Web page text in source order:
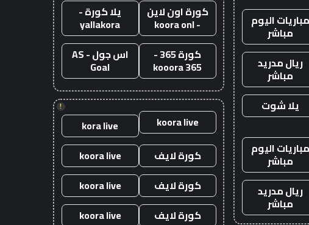
مباريات اليوم
مباشر
ريال مدريد
مباشر
يلا شوت
مباريات اليوم
مباشر
ريال مدريد
مباشر
كورة اون لاين
- koora onl
يلا كورة -
yallakora
كورة 365 -
kooora 365
اس جول - AS
Goal
!
koora live
kora live
كورة لايف
koora live
كورة لايف
koora live
كورة لايف
koora live